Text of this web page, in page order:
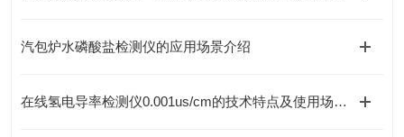
汽包炉水磷酸盐检测仪的应用场景介绍
在线氢电导率检测仪0.001us/cm的技术特点及使用场景介绍